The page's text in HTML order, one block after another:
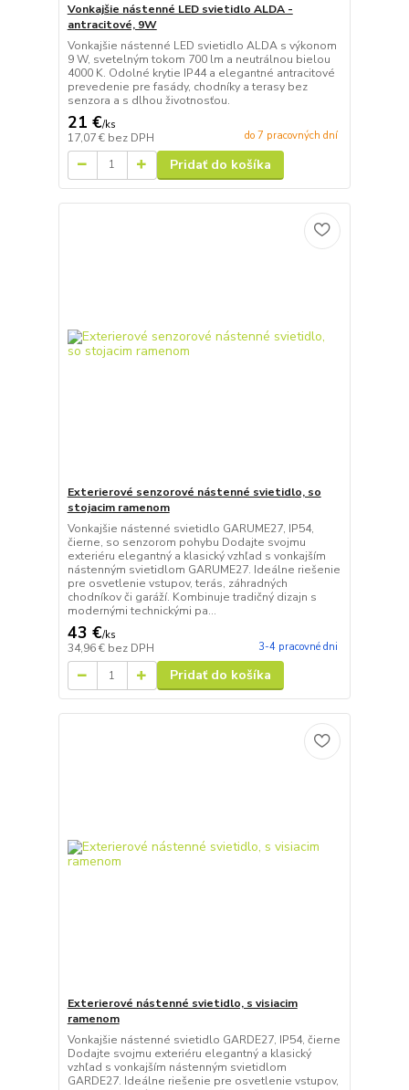
Vonkajšie nástenné LED svietidlo ALDA -
antracitové, 9W
Vonkajšie nástenné LED svietidlo ALDA s výkonom
9 W, svetelným tokom 700 lm a neutrálnou bielou
4000 K. Odolné krytie IP44 a elegantné antracitové
prevedenie pre fasády, chodníky a terasy bez
senzora a s dlhou životnosťou.
21 €/ks
17,07 € bez DPH do 7 pracovných dní
Pridať do košíka
Exterierové senzorové nástenné svietidlo, so
stojacim ramenom
Vonkajšie nástenné svietidlo GARUME27, IP54,
čierne, so senzorom pohybu Dodajte svojmu
exteriéru elegantný a klasický vzhľad s vonkajším
nástenným svietidlom GARUME27. Ideálne riešenie
pre osvetlenie vstupov, terás, záhradných
chodníkov či garáží. Kombinuje tradičný dizajn s
modernými technickými pa...
43 €/ks
34,96 € bez DPH 3-4 pracovné dni
Pridať do košíka
Exterierové nástenné svietidlo, s visiacim
ramenom
Vonkajšie nástenné svietidlo GARDE27, IP54, čierne
Dodajte svojmu exteriéru elegantný a klasický
vzhľad s vonkajším nástenným svietidlom
GARDE27. Ideálne riešenie pre osvetlenie vstupov,